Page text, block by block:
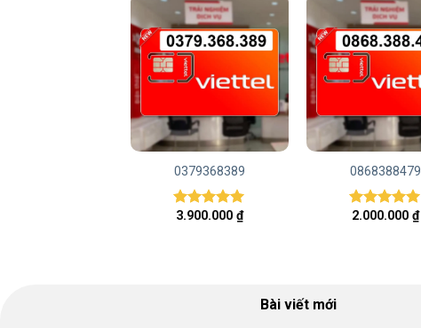
0379368389
Được xếp
3.900.000 ₫
0868388479
Được xếp
2.000.000 ₫
Bài viết mới